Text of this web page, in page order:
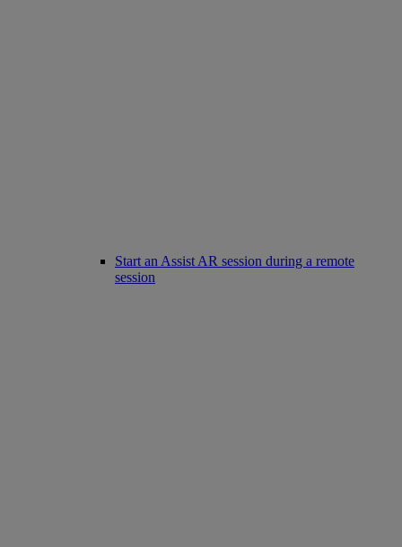
Start an Assist AR session during a remote
session